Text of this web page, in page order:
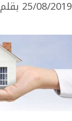
25/08/2019 بقلم